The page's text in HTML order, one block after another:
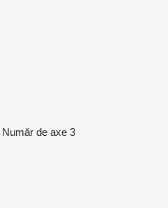
Număr de axe 3